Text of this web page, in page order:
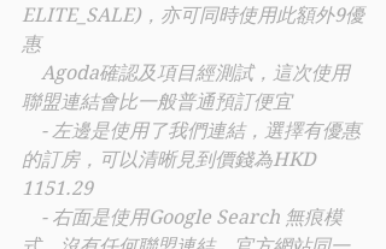
ELITE_SALE)，亦可同時使用此額外9優
惠
聯盟連結會比一般普通預訂便宜
的訂房，可以清晰見到價錢為HKD
1151.29